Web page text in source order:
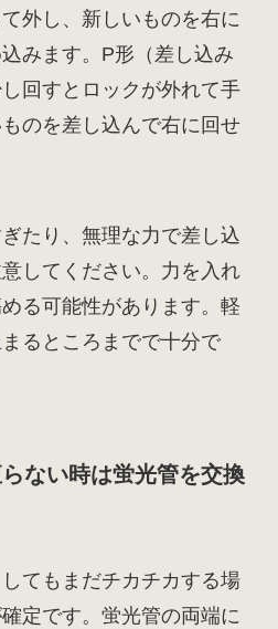
外し、新しいものを右に
みます。P形（差し込み
回すとロックが外れて手
のを差し込んで右に回せ
たり、無理な力で差し込
してください。力を入れ
る可能性があります。軽
るところまでで十分で
ない時は蛍光管を交換
てもまだチカチカする場
定です。蛍光管の両端に